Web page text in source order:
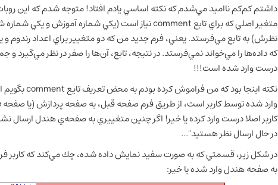
داشتم كم‌كم نااميد مي‌شدم كه نكته اساسي يادم افتاد! متوجه شدم كه اين
متغير اصلي كه براي تابعcommentنياز است (يكي شماره آموزش و يكي شماره
نظرش) به تابع مي‌فرستد. يعني، فرم جديد من كه دو متغيير براي اعداد رندوم
درست وارد شده است!!!
نكته اينجا بود كه من فراموش كرده بودم به محض تعريف تايعcommentبگويم
وارد شده توسط كاربر است، از طريق فرم صفحه قبل، به صفحه پردازش (يا صفحه
كاربر اصلا درست وارد كرده يا خير! اگر چنين متغييري به صفحه‌ي هندل ارسال
در حال ارسال نظر هستيد"...
در شكل زير، قسمتي كه به صورت سفيد نمايش داده شده، چك مي‌كند كه كاربر
به صفحه هندل وارد شده يا خير: